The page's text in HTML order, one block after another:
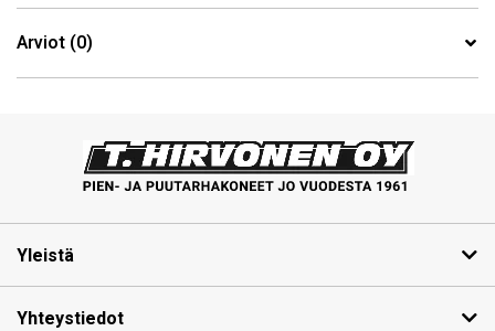
Arviot (0)
Yleistä
Yhteystiedot